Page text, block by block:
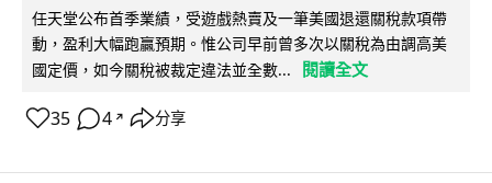
任天堂公布首季業績，受遊戲熱賣及一筆美國退還關稅款項帶
動，盈利大幅跑贏預期。惟公司早前曾多次以關稅為由調高美
國定價，如今關稅被裁定違法並全數...
閱讀全文
35 4 ↗ 分享